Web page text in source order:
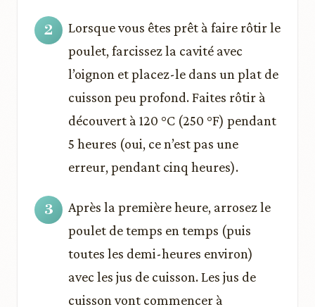
Lorsque vous êtes prêt à faire rôtir le
poulet, farcissez la cavité avec
l’oignon et placez-le dans un plat de
cuisson peu profond. Faites rôtir à
découvert à 120 °C (250 °F) pendant
5 heures (oui, ce n’est pas une
erreur, pendant cinq heures).
Après la première heure, arrosez le
poulet de temps en temps (puis
toutes les demi-heures environ)
avec les jus de cuisson. Les jus de
cuisson vont commencer à